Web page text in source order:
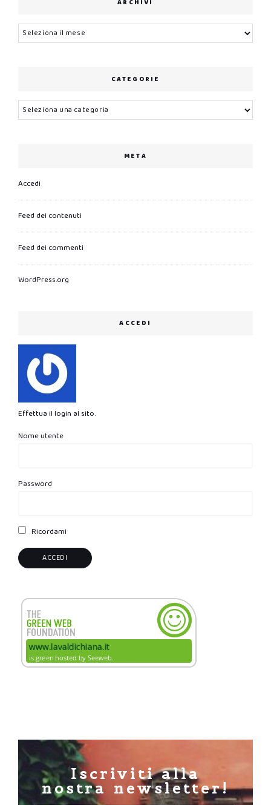
ARCHIVI
Archivi
CATEGORIE
Categorie
META
Accedi
Feed dei contenuti
Feed dei commenti
WordPress.org
ACCEDI
Effettua il login al sito.
Nome utente
Password
Ricordami
Iscriviti alla
nostra newsletter!